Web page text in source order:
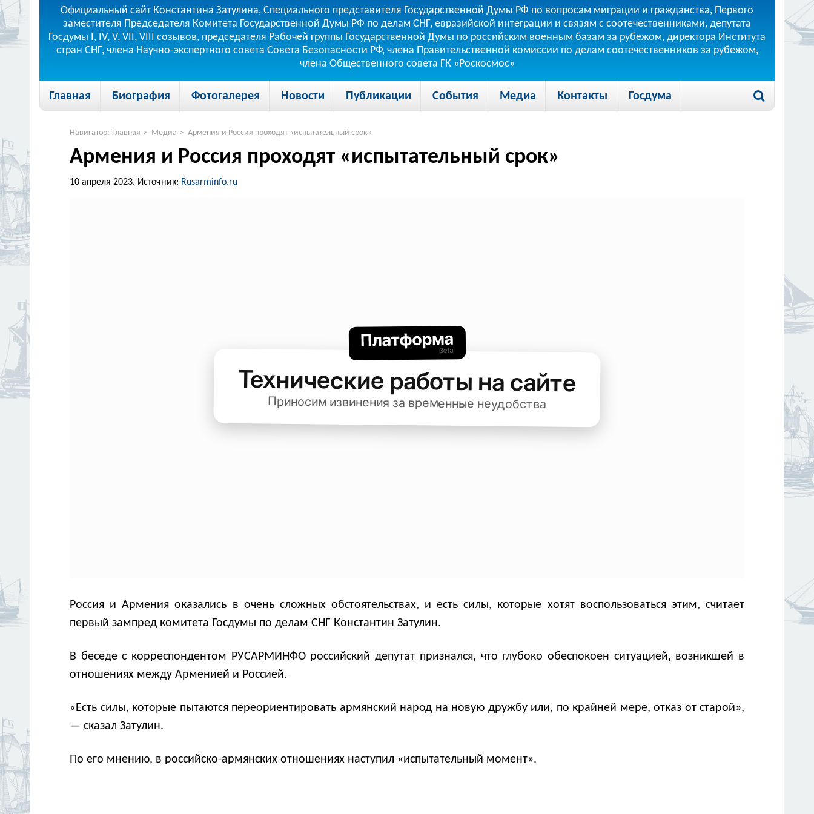
Официальный сайт Константина Затулина, Специального представителя Государственной Думы РФ по вопросам миграции и гражданства, Первого
заместителя Председателя Комитета Государственной Думы РФ по делам СНГ, евразийской интеграции и связям с соотечественниками, депутата
Госдумы I, IV, V, VII, VIII созывов, председателя Рабочей группы Государственной Думы по российским военным базам за рубежом, директора Института
стран СНГ, члена Научно-экспертного совета Совета Безопасности РФ, члена Правительственной комиссии по делам соотечественников за рубежом,
члена Общественного совета ГК «Роскосмос»
Главная Биография Фотогалерея Новости Публикации События Медиа Контакты Госдума
Навигатор: Главная > Медиа > Армения и Россия проходят «испытательный срок»
Армения и Россия проходят «испытательный срок»
10 апреля 2023. Источник: Rusarminfo.ru
Россия и Армения оказались в очень сложных обстоятельствах, и есть силы, которые хотят воспользоваться этим, считает
первый зампред комитета Госдумы по делам СНГ Константин Затулин.
В беседе с корреспондентом РУСАРМИНФО российский депутат признался, что глубоко обеспокоен ситуацией, возникшей в
отношениях между Арменией и Россией.
«Есть силы, которые пытаются переориентировать армянский народ на новую дружбу или, по крайней мере, отказ от старой»,
— сказал Затулин.
По его мнению, в российско-армянских отношениях наступил «испытательный момент».